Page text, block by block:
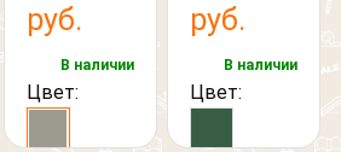
руб.
В наличии
Цвет:
руб.
В наличии
Цвет: